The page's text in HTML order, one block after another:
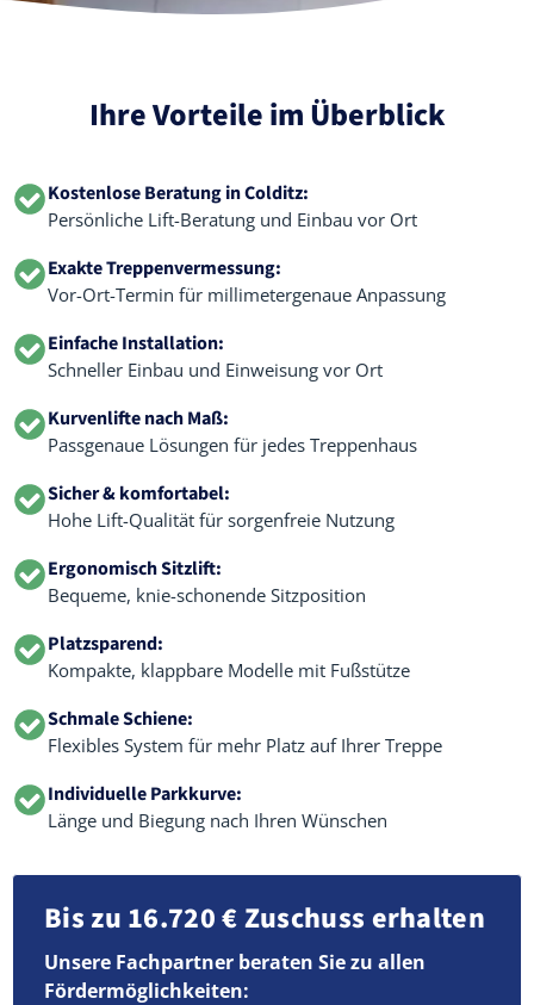
Ihre Vorteile im Überblick
Kostenlose Beratung in Colditz:
Persönliche Lift-Beratung und Einbau vor Ort
Exakte Treppenvermessung:
Vor-Ort-Termin für millimetergenaue Anpassung
Einfache Installation:
Schneller Einbau und Einweisung vor Ort
Kurvenlifte nach Maß:
Passgenaue Lösungen für jedes Treppenhaus
Sicher & komfortabel:
Hohe Lift-Qualität für sorgenfreie Nutzung
Ergonomisch Sitzlift:
Bequeme, knie-schonende Sitzposition
Platzsparend:
Kompakte, klappbare Modelle mit Fußstütze
Schmale Schiene:
Flexibles System für mehr Platz auf Ihrer Treppe
Individuelle Parkkurve:
Länge und Biegung nach Ihren Wünschen
Bis zu 16.720 € Zuschuss erhalten
Unsere Fachpartner beraten Sie zu allen
Fördermöglichkeiten: